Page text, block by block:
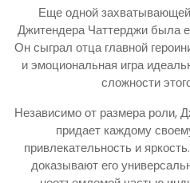
Еще одной
Джитендера Чаттерджи была
Он сыграл отца главной
и эмоциональная игра
сложности
Независимо от размера роли,
придает каждому
привлекательность и
доказывают его